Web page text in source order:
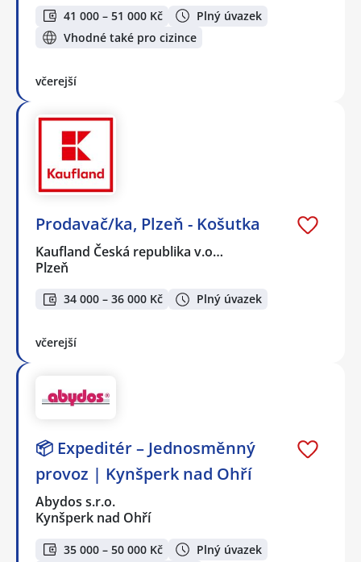
41 000 – 51 000 Kč
Plný úvazek
Vhodné také pro cizince
včerejší
Prodavač/ka, Plzeň - Košutka
Kaufland Česká republika v.o…
Plzeň
34 000 – 36 000 Kč Plný úvazek
včerejší
📦 Expeditér – Jednosměnný
provoz | Kynšperk nad Ohří
Abydos s.r.o.
Kynšperk nad Ohří
35 000 – 50 000 Kč
Plný úvazek